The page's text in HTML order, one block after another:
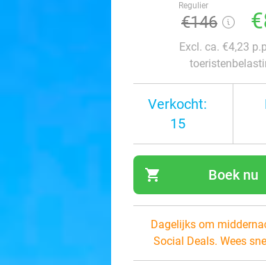
Regulier
€146
Excl. ca. €4,23
Verkocht:
15
shopping_cart Boek nu
Dagelijks om
Social Deals. Wees